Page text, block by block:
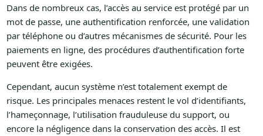
Dans de nombreux cas, l’accès au service est protégé par un
mot de passe, une authentification renforcée, une validation
par téléphone ou d’autres mécanismes de sécurité. Pour les
paiements en ligne, des procédures d’authentification forte
peuvent être exigées.
Cependant, aucun système n’est totalement exempt de
risque. Les principales menaces restent le vol d’identifiants,
l’hameçonnage, l’utilisation frauduleuse du support, ou
encore la négligence dans la conservation des accès. Il est